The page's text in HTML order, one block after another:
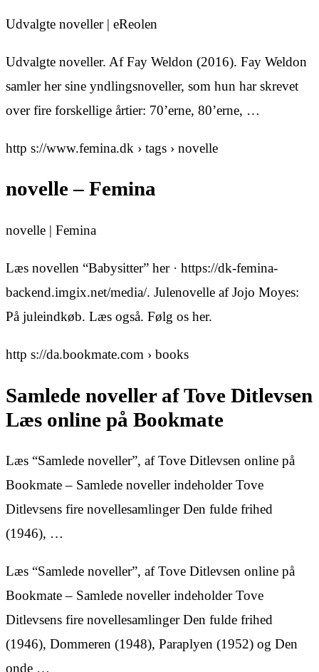
Udvalgte noveller | eReolen
Udvalgte noveller. Af Fay Weldon (2016). Fay Weldon
samler her sine yndlingsnoveller, som hun har skrevet
over fire forskellige årtier: 70’erne, 80’erne, …
http s://www.femina.dk › tags › novelle
novelle – Femina
novelle | Femina
Læs novellen “Babysitter” her · https://dk-femina-
backend.imgix.net/media/. Julenovelle af Jojo Moyes:
På juleindkøb. Læs også. Følg os her.
http s://da.bookmate.com › books
Samlede noveller af Tove Ditlevsen
Læs online på Bookmate
Læs “Samlede noveller”, af Tove Ditlevsen online på
Bookmate – Samlede noveller indeholder Tove
Ditlevsens fire novellesamlinger Den fulde frihed
(1946), …
Læs “Samlede noveller”, af Tove Ditlevsen online på
Bookmate – Samlede noveller indeholder Tove
Ditlevsens fire novellesamlinger Den fulde frihed
(1946), Dommeren (1948), Paraplyen (1952) og Den
onde …